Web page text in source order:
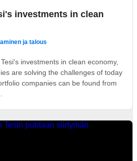
investments in clean
ja talous
investments in clean economy,
are solving the challenges of today
companies can be found from